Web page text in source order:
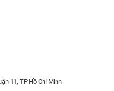
11, TP Hồ Chí Minh